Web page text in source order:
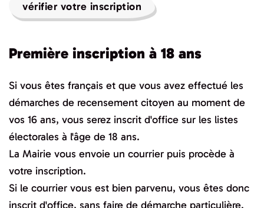
vérifier votre inscription
Première inscription à 18 ans
Si vous êtes français et que vous avez effectué les
démarches de recensement citoyen au moment de
vos 16 ans, vous serez inscrit d'office sur les listes
électorales à l'âge de 18 ans.
La Mairie vous envoie un courrier puis procède à
votre inscription.
Si le courrier vous est bien parvenu, vous êtes donc
inscrit d'office, sans faire de démarche particulière.